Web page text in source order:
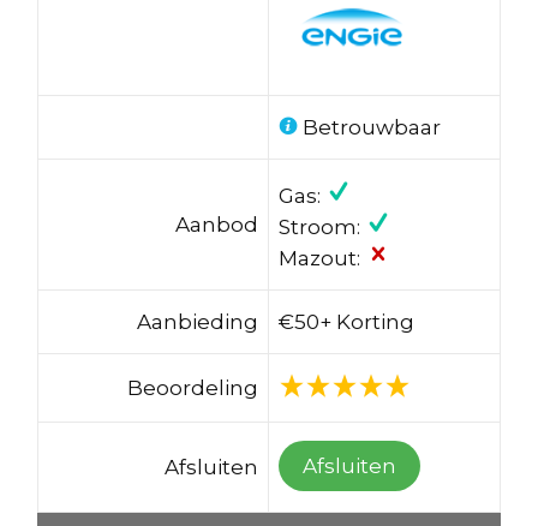
Betrouwbaar
Aanbod
Gas:
Stroom:
Mazout:
Aanbieding €50+ Korting
Beoordeling
Afsluiten Afsluiten